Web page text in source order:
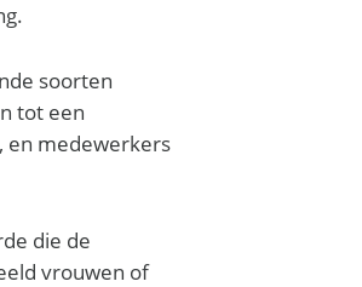
soorten
tot een
en medewerkers
die de
vrouwen of